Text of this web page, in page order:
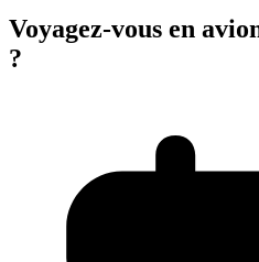
Voyagez-vous en
?